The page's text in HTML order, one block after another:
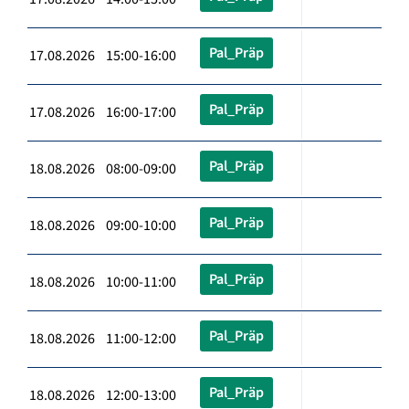
17.08.2026 15:00-16:00 Pal_Präp
17.08.2026 16:00-17:00 Pal_Präp
18.08.2026 08:00-09:00 Pal_Präp
18.08.2026 09:00-10:00 Pal_Präp
18.08.2026 10:00-11:00 Pal_Präp
18.08.2026 11:00-12:00 Pal_Präp
18.08.2026 12:00-13:00 Pal_Präp